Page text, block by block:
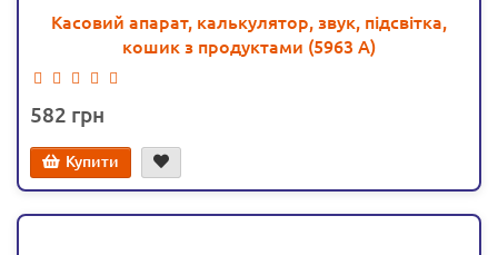
Касовий апарат, калькулятор, звук, підсвітка,
кошик з продуктами (5963 А)
582
Купити